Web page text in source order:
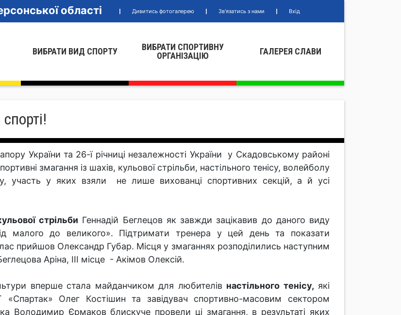
області Дивитись фотогалерею Зв'язатись з нами Вхід
ВИБРАТИ ВИД СПОРТУ
ВИБРАТИ СПОРТИВНУ
ОРГАНIЗАЦIЮ
ГАЛЕРЕЯ СЛАВИ
України та 26-ї річниці незалежності України у Скадовському районі
змагання із шахів, кульової стрільби, настільного тенісу, волейболу
участь у яких взяли не лише вихованці спортивних секцій, а й усі
стрільби Геннадій Беглецов як завжди зацікавив до даного виду
малого до великого». Підтримати тренера у цей день та показати
прийшов Олександр Губар. Місця у змаганнях розподілились наступним
Аріна, ІІІ місце - Акімов Олексій.
вперше стала майданчиком для любителів настільного тенісу, які
Олег Костішин та завідувач спортивно-масовим сектором
Володимир Єрмаков блискуче провели ці змагання, в результаті яких